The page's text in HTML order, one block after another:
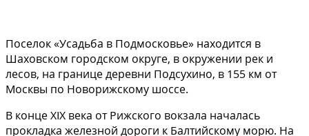
Поселок «Усадьба в Подмосковье» находится в
Шаховском городском округе, в окружении рек и
лесов, на границе деревни Подсухино, в 155 км от
Москвы по Новорижскому шоссе.
В конце XIX века от Рижского вокзала началась
прокладка железной дороги к Балтийскому морю. На